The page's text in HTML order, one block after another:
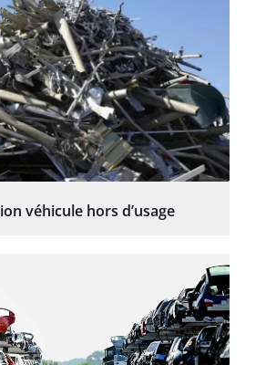
véhicule hors d’usage